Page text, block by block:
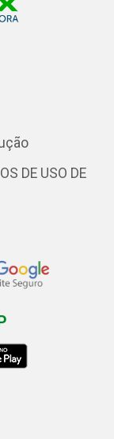
DE USO DE